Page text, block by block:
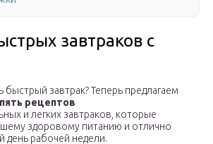
завтраков с
быстрый завтрак? Теперь предлагаем
пять рецептов
и легких завтраков, которые
здоровому питанию и отлично
день рабочей недели.